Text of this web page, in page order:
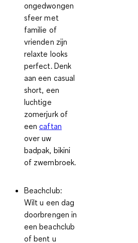
ongedwongen
sfeer met
familie of
vrienden zijn
relaxte looks
perfect. Denk
aan een casual
short, een
luchtige
zomerjurk of
eencaftan
over uw
badpak, bikini
of zwembroek.
Beachclub:
Wilt u een dag
doorbrengen in
een beachclub
of bent u